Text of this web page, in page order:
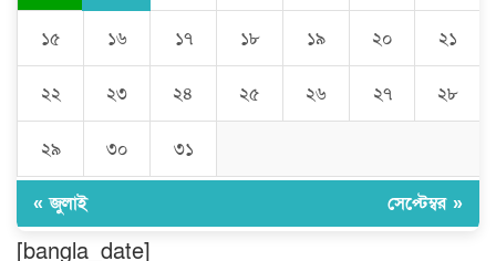
চৌদ্দগ্রামে পুলিশের প্রতি জনগণের আস্থা
লালমনিরহাট দলিল লেখক সমিতির ত্রি-বার্ষিক
নির্বাচন সম্পন্ন, সভাপতি সিরাজুল ও সাধারণ
সম্পাদক হামিদুর
১৫ ১৬ ১৭ ১৮ ১৯ ২০ ২১
২২ ২৩ ২৪ ২৫ ২৬ ২৭ ২৮
২৯ ৩০ ৩১
« জুলাই সেপ্টেম্বর »
[bangla_date]